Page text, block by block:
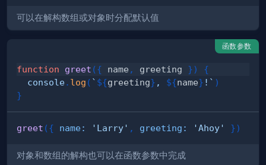
可以在解构数组或对象时分配默认值
函数参数
function greet ({ name , greeting })
{
console. log ( ` ${greeting} , ${name} ! ` )
}
greet ({ name: 'Larry' , greeting : 'Ahoy' })
对象和数组的解构也可以在函数参数中完成